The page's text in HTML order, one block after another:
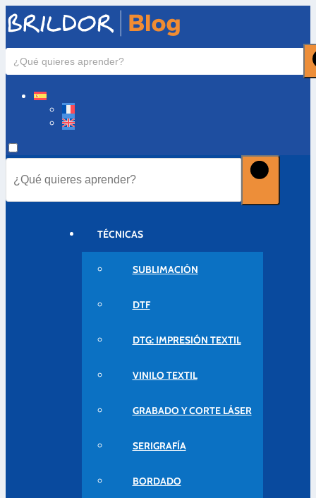
TÉCNICAS
SUBLIMACIÓN
DTF
DTG: IMPRESIÓN TEXTIL
VINILO TEXTIL
GRABADO Y CORTE LÁSER
SERIGRAFÍA
BORDADO